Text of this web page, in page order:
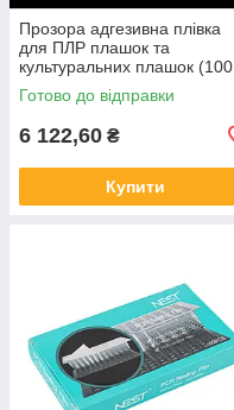
Прозора адгезивна плівка
для ПЛР плашок та
культуральних плашок (100
шт. в уп)
Готово до відправки
6 122,60 ₴
Купити